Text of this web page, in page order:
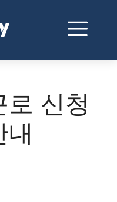
신청
내